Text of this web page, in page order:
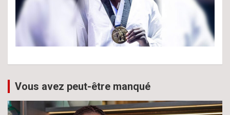
Vous avez peut-être manqué